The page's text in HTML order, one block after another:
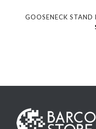
GOOSENECK